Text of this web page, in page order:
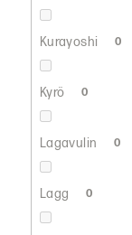
Kurayoshi 0
Kyrö 0
Lagavulin 0
Lagg 0